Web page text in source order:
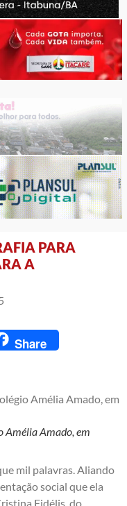
PARA
A
Share
Amélia Amado, em
mil palavras. Aliando
social que ela
Fidélis, do